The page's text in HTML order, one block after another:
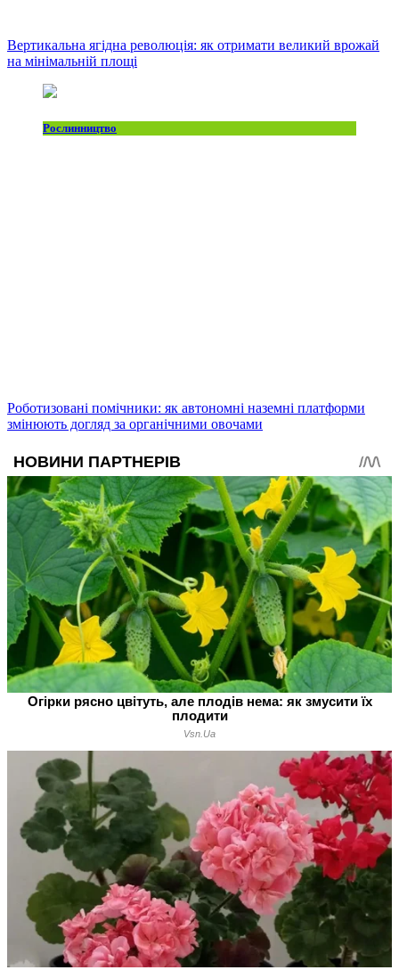
Вертикальна ягідна революція: як отримати великий врожай
на мінімальній площі
Рослинництво
Роботизовані помічники: як автономні наземні платформи
змінюють догляд за органічними овочами